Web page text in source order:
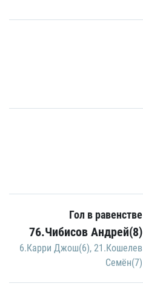
Гол в равенстве
76.Чибисов Андрей(8)
6.Карри Джош(6), 21.Кошелев
Семён(7)